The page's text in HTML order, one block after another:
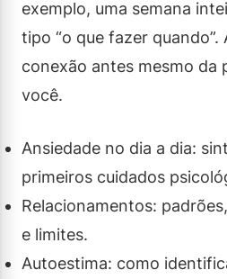
exemplo, uma semana
tipo “o que fazer quando”.
conexão antes mesmo da
você.
Ansiedade no dia a dia:
primeiros cuidados
Relacionamentos:
e limites.
Autoestima: como